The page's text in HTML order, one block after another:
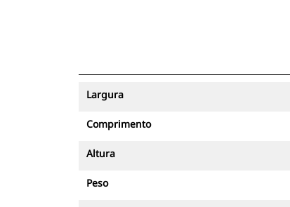
Largura
Comprimento
Altura
Peso